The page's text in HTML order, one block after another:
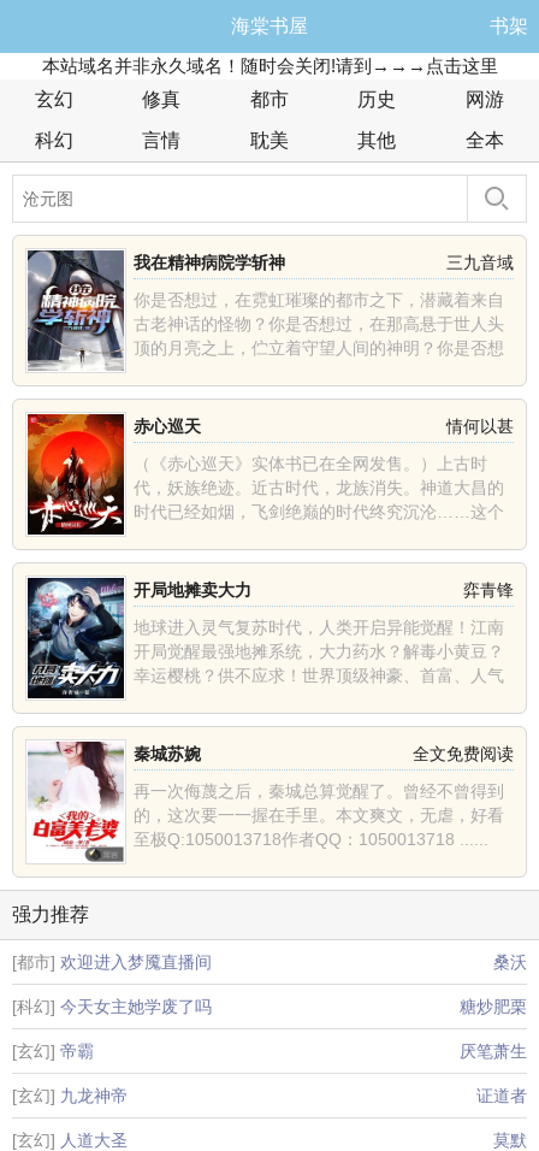
海棠书屋
书架
本站域名并非永久域名！随时会关闭!请到→→→点击这里
玄幻
修真 都市 历史
网游
科幻
言情 耽美 其他 全本
三九音域
我在精神病院学斩神
你是否想过，在霓虹璀璨的都市之下，潜藏着来自
古老神话的怪物？你是否想过，在那高悬于世人头
顶的月亮之上，伫立着守望人间的神明？你是否想
情何以甚
赤心巡天
（《赤心巡天》实体书已在全网发售。）上古时
代，妖族绝迹。近古时代，龙族消失。神道大昌的
时代已经如烟，飞剑绝巅的时代终究沉沦……这个
弈青锋
开局地摊卖大力
地球进入灵气复苏时代，人类开启异能觉醒！江南
开局觉醒最强地摊系统，大力药水？解毒小黄豆？
幸运樱桃？供不应求！世界顶级神豪、首富、人气
全文免费阅读
秦城苏婉
再一次侮蔑之后，秦城总算觉醒了。曾经不曾得到
的，这次要一一握在手里。本文爽文，无虐，好看
至极Q:1050013718作者QQ：1050013718 ......
强力推荐
[都市] 欢迎进入梦魇直播间 桑沃
[科幻] 今天女主她学废了吗 糖炒肥栗
[玄幻] 帝霸 厌笔萧生
[玄幻] 九龙神帝 证道者
[玄幻] 人道大圣 莫默